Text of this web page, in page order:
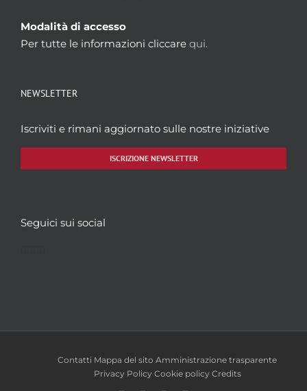
Modalità di accesso
Per tutte le informazioni cliccare qui.
NEWSLETTER
Iscriviti e rimani aggiornato sulle nostre iniziative
ISCRIZIONE NEWSLETTER
Seguici sui social
Contatti Mappa del sito Amministrazione trasparente
Privacy Policy Cookie policy Credits